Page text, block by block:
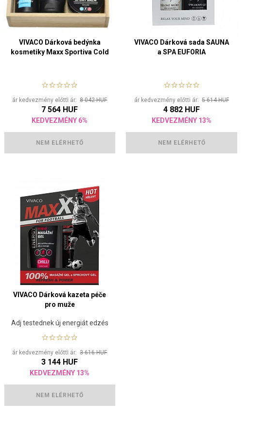
VIVACO Dárková bedýnka
kosmetiky Maxx Sportiva Cold
ár kedvezmény előtti ár:8 042 HUF
7 564 HUF
KEDVEZMÉNY 6%
NEM ELÉRHETŐ
VIVACO Dárková sada SAUNA
a SPA EUFORIA
ár kedvezmény előtti ár:5 614 HUF
4 882 HUF
KEDVEZMÉNY 13%
NEM ELÉRHETŐ
VIVACO Dárková kazeta péče
pro muže
Adj testednek új energiát edzés
vagy verseny előtt
ár kedvezmény előtti ár:3 616 HUF
3 144 HUF
KEDVEZMÉNY 13%
NEM ELÉRHETŐ